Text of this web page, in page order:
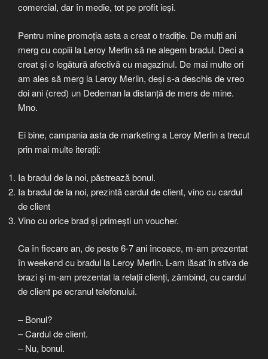
comercial, dar în medie, tot pe profit ieși.
Pentru mine promoția asta a creat o tradiție. De mulți ani
merg cu copiii la Leroy Merlin să ne alegem bradul. Deci a
creat și o legătură afectivă cu magazinul. De mai multe ori
am ales să merg la Leroy Merlin, deși s-a deschis de vreo
doi ani (cred) un Dedeman la distanță de mers de mine.
Mno.
Ei bine, campania asta de marketing a Leroy Merlin a trecut
prin mai multe iterații:
Ia bradul de la noi, păstrează bonul.
Ia bradul de la noi, prezintă cardul de client, vino cu cardul
de client
Vino cu orice brad și primești un voucher.
Ca în fiecare an, de peste 6-7 ani încoace, m-am prezentat
în weekend cu bradul la Leroy Merlin. L-am lăsat în stiva de
brazi și m-am prezentat la relații clienți, zâmbind, cu cardul
de client pe ecranul telefonului.
– Bonul?
– Cardul de client.
– Nu, bonul.